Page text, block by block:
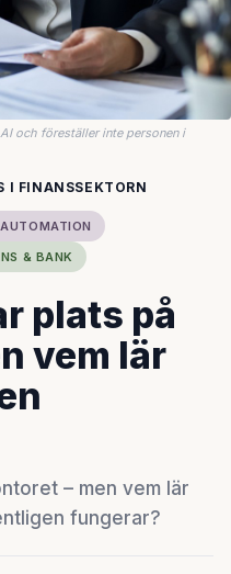
och föreställer inte personen i
I FINANSSEKTORN
& BANK
plats på
vem lär
– men vem lär
fungerar?